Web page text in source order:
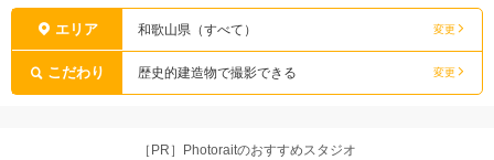
エリア 和歌山県（すべて） 変更
こだわり 歴史的建造物で撮影できる 変更
［PR］Photoraitのおすすめスタジオ